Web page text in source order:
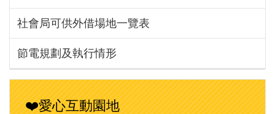
社會局可供外借場地一覽表
節電規劃及執行情形
❤️愛心互動園地